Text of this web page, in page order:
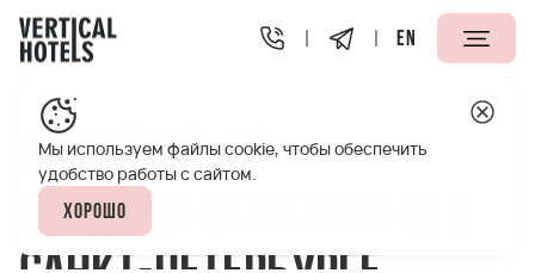
EN
Апарт-отели Vertical Размещение спортивных
Размещение
спортивных команд в
Мы используем файлы cookie, чтобы обеспечить
удобство работы с сайтом.
Хорошо